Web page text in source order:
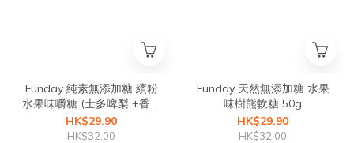
Funday 純素無添加糖 繽粉
水果味嚼糖 (士多啤梨 +香芒
熱情果味) 45g
HK$29.90
HK$32.00
Funday 天然無添加糖 水果
味樹熊軟糖 50g
HK$29.90
HK$32.00